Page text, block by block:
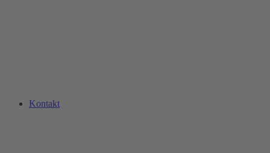
Kontakt